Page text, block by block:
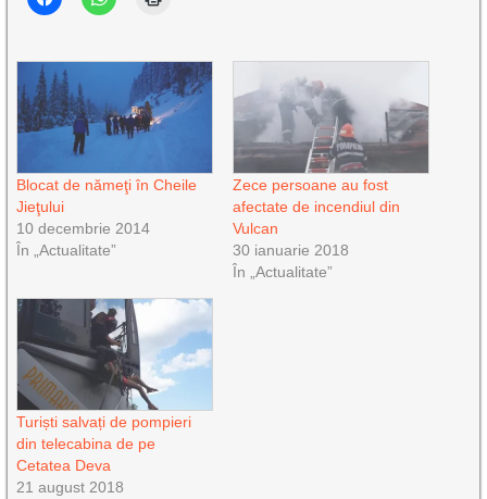
Blocat de nămeţi în Cheile
Jieţului
10 decembrie 2014
În „Actualitate”
Zece persoane au fost
afectate de incendiul din
Vulcan
30 ianuarie 2018
În „Actualitate”
Turiști salvați de pompieri
din telecabina de pe
Cetatea Deva
21 august 2018